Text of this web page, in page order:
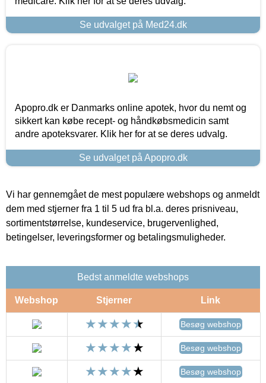
Se udvalget på Med24.dk
Apopro.dk er Danmarks online apotek, hvor du nemt og
sikkert kan købe recept- og håndkøbsmedicin samt
andre apoteksvarer. Klik her for at se deres udvalg.
Se udvalget på Apopro.dk
Vi har gennemgået de mest populære webshops og anmeldt
dem med stjerner fra 1 til 5 ud fra bl.a. deres prisniveau,
sortimentstørrelse, kundeservice, brugervenlighed,
betingelser, leveringsformer og betalingsmuligheder.
Bedst anmeldte webshops
Webshop Stjerner Link
Besøg webshop
Besøg webshop
Besøg webshop